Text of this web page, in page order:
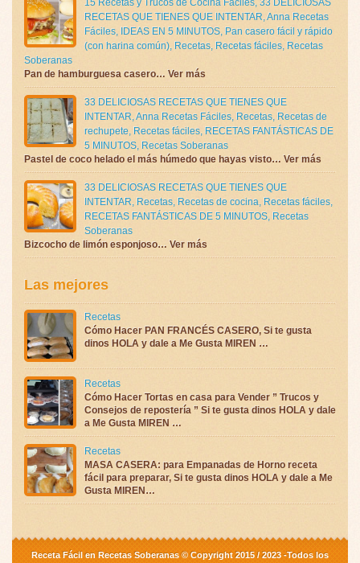
15 Recetas y Trucos de Cocina Fáciles, 33 DELICIOSAS
RECETAS QUE TIENES QUE INTENTAR,Anna Recetas
Fáciles, IDEAS EN 5 MINUTOS, Pan casero fácil y rápido
(con harina común), Recetas, Recetas fáciles, Recetas
Soberanas
Pan de hamburguesa casero… Ver más
33 DELICIOSAS RECETAS QUE TIENES QUE
INTENTAR,Anna Recetas Fáciles, Recetas, Recetas de
rechupete, Recetas fáciles, RECETAS FANTÁSTICAS DE
5 MINUTOS, Recetas Soberanas
Pastel de coco helado el más húmedo que hayas visto… Ver más
33 DELICIOSAS RECETAS QUE TIENES QUE
INTENTAR, Recetas, Recetas de cocina, Recetas fáciles,
RECETAS FANTÁSTICAS DE 5 MINUTOS, Recetas
Soberanas
Bizcocho de limón esponjoso… Ver más
Las mejores
Recetas
Cómo Hacer PAN FRANCÉS CASERO, Si te gusta
dinos HOLA y dale a Me Gusta MIREN …
Recetas
Cómo Hacer Tortas en casa para Vender ” Trucos y
Consejos de repostería ” Si te gusta dinos HOLA y dale
a Me Gusta MIREN …
Recetas
MASA CASERA: para Empanadas de Horno receta
fácil para preparar, Si te gusta dinos HOLA y dale a Me
Gusta MIREN…
Receta Fácil en Recetas Soberanas © Copyright 2015 / 2023 -Todos los